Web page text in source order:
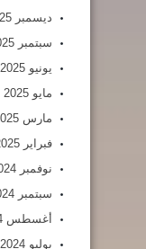
ديسمبر 2025
سبتمبر 2025
يونيو 2025
مايو 2025
مارس 2025
فبراير 2025
نوفمبر 2024
سبتمبر 2024
أغسطس 2024
يوليو 2024